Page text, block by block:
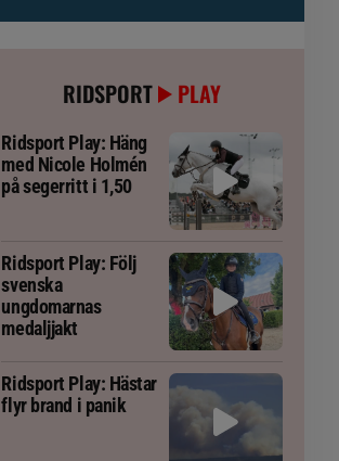
RIDSPORT PLAY
Ridsport Play: Häng
med Nicole Holmén
på segerritt i 1,50
Ridsport Play: Följ
svenska
ungdomarnas
medaljjakt
Ridsport Play: Hästar
flyr brand i panik